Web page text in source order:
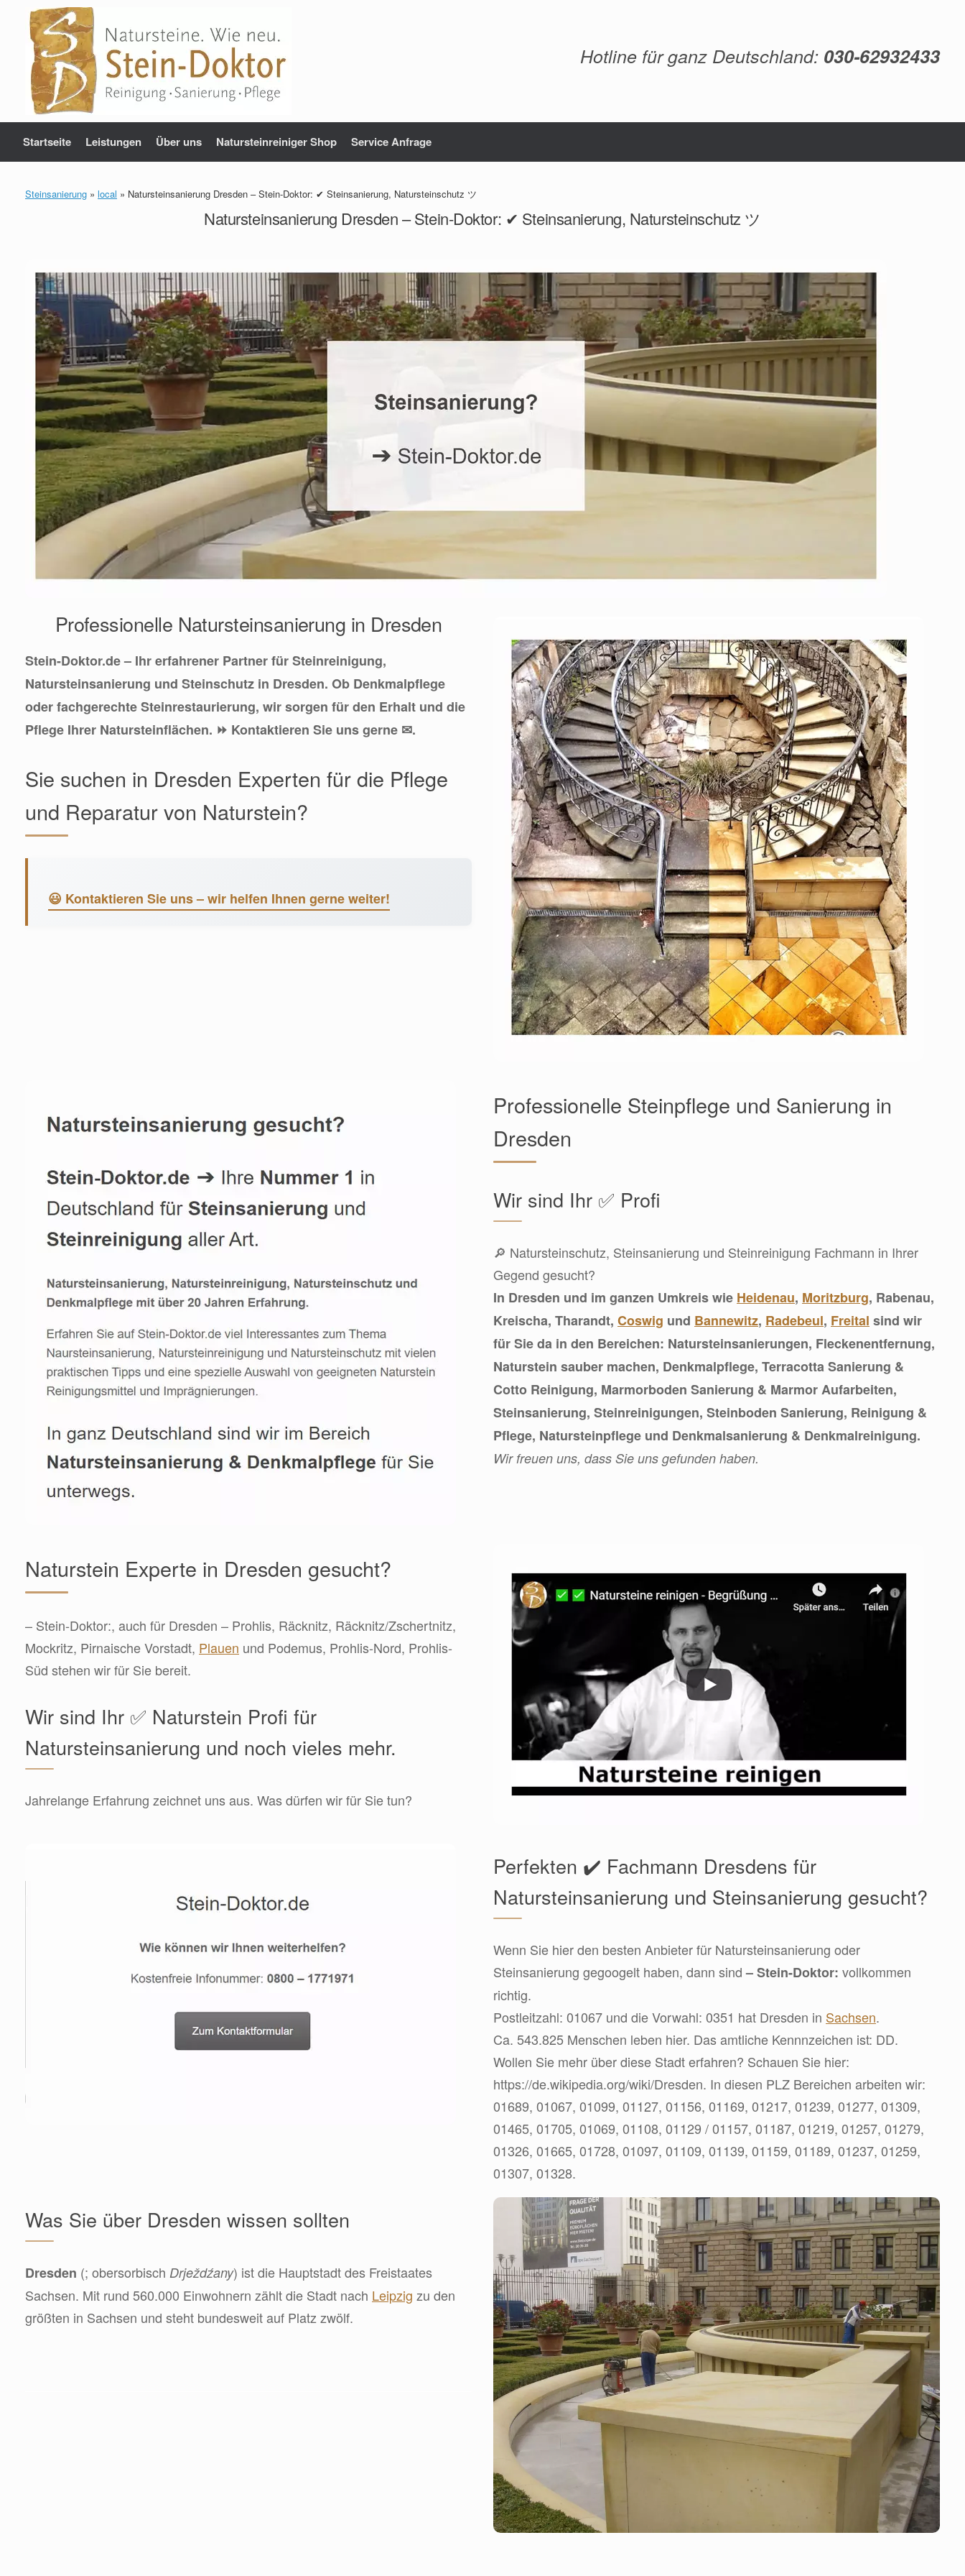
springen
Hotline für ganz Deutschland: 030-62932433
Startseite Leistungen Über uns Natursteinreiniger Shop Service Anfrage
Steinsanierung » local » Natursteinsanierung Dresden – Stein-Doktor: ✔ Steinsanierung, Natursteinschutz ツ
Natursteinsanierung Dresden – Stein-Doktor: ✔ Steinsanierung, Natursteinschutz ツ
Professionelle Natursteinsanierung in Dresden
Stein-Doktor.de – Ihr erfahrener Partner für Steinreinigung,
Natursteinsanierung und Steinschutz in Dresden. Ob Denkmalpflege
oder fachgerechte Steinrestaurierung, wir sorgen für den Erhalt und die
Pflege Ihrer Natursteinflächen. ⏩ Kontaktieren Sie uns gerne ✉.
Sie suchen in Dresden Experten für die Pflege
und Reparatur von Naturstein?
😃 Kontaktieren Sie uns – wir helfen Ihnen gerne weiter!
Professionelle Steinpflege und Sanierung in
Dresden
Wir sind Ihr ✅ Profi
🔎 Natursteinschutz, Steinsanierung und Steinreinigung Fachmann in Ihrer
Gegend gesucht?
In Dresden und im ganzen Umkreis wie Heidenau, Moritzburg, Rabenau,
Kreischa, Tharandt, Coswig und Bannewitz, Radebeul, Freital sind wir
für Sie da in den Bereichen: Natursteinsanierungen, Fleckenentfernung,
Naturstein sauber machen, Denkmalpflege, Terracotta Sanierung &
Cotto Reinigung, Marmorboden Sanierung & Marmor Aufarbeiten,
Steinsanierung, Steinreinigungen, Steinboden Sanierung, Reinigung &
Pflege, Natursteinpflege und Denkmalsanierung & Denkmalreinigung.
Wir freuen uns, dass Sie uns gefunden haben.
Naturstein Experte in Dresden gesucht?
– Stein-Doktor:, auch für Dresden – Prohlis, Räcknitz, Räcknitz/Zschertnitz,
Mockritz, Pirnaische Vorstadt, Plauen und Podemus, Prohlis-Nord, Prohlis-
Süd stehen wir für Sie bereit.
Wir sind Ihr ✅ Naturstein Profi für
Natursteinsanierung und noch vieles mehr.
Jahrelange Erfahrung zeichnet uns aus. Was dürfen wir für Sie tun?
Perfekten ✔️ Fachmann Dresdens für
Natursteinsanierung und Steinsanierung gesucht?
Wenn Sie hier den besten Anbieter für Natursteinsanierung oder
Steinsanierung gegoogelt haben, dann sind– Stein-Doktor: vollkommen
richtig.
Postleitzahl: 01067 und die Vorwahl: 0351 hat Dresden in Sachsen.
Ca. 543.825 Menschen leben hier. Das amtliche Kennnzeichen ist: DD.
Wollen Sie mehr über diese Stadt erfahren? Schauen Sie hier:
https://de.wikipedia.org/wiki/Dresden. In diesen PLZ Bereichen arbeiten wir:
01689, 01067, 01099, 01127, 01156, 01169, 01217, 01239, 01277, 01309,
01465, 01705, 01069, 01108, 01129 / 01157, 01187, 01219, 01257, 01279,
01326, 01665, 01728, 01097, 01109, 01139, 01159, 01189, 01237, 01259,
01307, 01328.
Was Sie über Dresden wissen sollten
Dresden (; obersorbisch Drježdźany) ist die Hauptstadt des Freistaates
Sachsen. Mit rund 560.000 Einwohnern zählt die Stadt nach Leipzig zu den
größten in Sachsen und steht bundesweit auf Platz zwölf.